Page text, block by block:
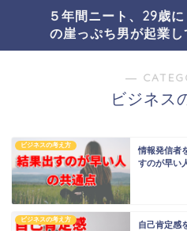
５年間ニート、29歳
の崖っぷち男が起業
―
ビジネス
ビジネスの考え方
情報発信者
すのが早い
ビジネスの考え方
自己肯定感